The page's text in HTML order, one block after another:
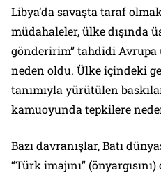
Libya’da savaşta taraf
müdahaleler, ülke dışında
gönderirim” tahdidi Avrupa
neden oldu. Ülke içindeki
tanımıyla yürütülen
kamuoyunda tepkilere
Bazı davranışlar, Batı
“Türk imajını”